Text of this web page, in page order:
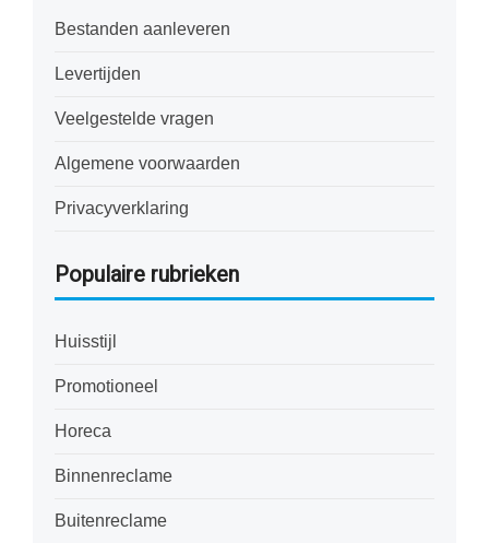
Bestanden aanleveren
Levertijden
Veelgestelde vragen
Algemene voorwaarden
Privacyverklaring
Populaire rubrieken
Huisstijl
Promotioneel
Horeca
Binnenreclame
Buitenreclame